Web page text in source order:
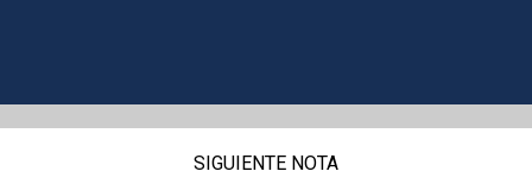
SIGUIENTE NOTA